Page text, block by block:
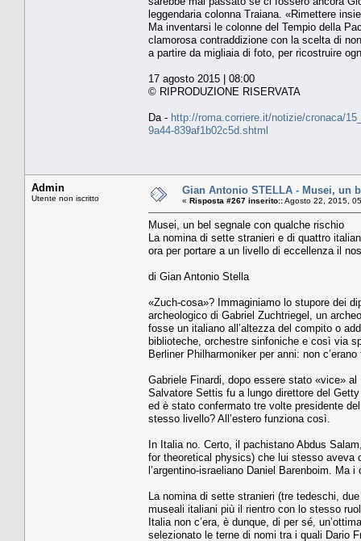
leggendaria colonna Traiana. «Rimettere
Ma inventarsi le colonne del Tempio della
clamorosa contraddizione con la scelta di
a partire da migliaia di foto, per ricostruire
17 agosto 2015 | 08:00
© RIPRODUZIONE RISERVATA
Da - http://roma.corriere.it/notizie/cronaca/
9a44-839af1b02c5d.shtml
Admin
Utente non iscritto
Gian Antonio STELLA - Musei, un
« Risposta #267 inserito::Agosto 22, 2015,
Musei, un bel segnale con qualche rischio
La nomina di sette stranieri e di quattro
ora per portare a un livello di eccellenza il
di Gian Antonio Stella
«Zuch-cosa»? Immaginiamo lo stupore dei
archeologico di Gabriel Zuchtriegel, un
fosse un italiano all’altezza del compito o
biblioteche, orchestre sinfoniche e così via
Berliner Philharmoniker per anni: non
Gabriele Finardi, dopo essere stato «vice»
Salvatore Settis fu a lungo direttore del
ed è stato confermato tre volte presidente
stesso livello? All’estero funziona così.
In Italia no. Certo, il pachistano Abdus
for theoretical physics) che lui stesso aveva
l’argentino-israeliano Daniel Barenboim.
La nomina di sette stranieri (tre tedeschi,
museali italiani più il rientro con lo stesso
Italia non c’era, è dunque, di per sé,
selezionato le terne di nomi tra i quali Dario